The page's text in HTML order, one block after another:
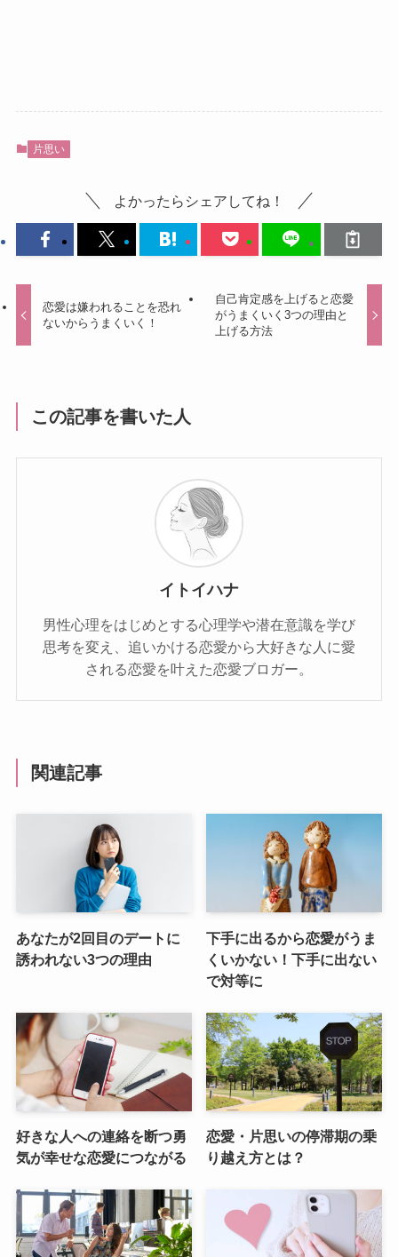
片思い
よかったらシェアしてね！
恋愛は嫌われることを恐れ
ないからうまくいく！
自己肯定感を上げると恋愛
がうまくいく3つの理由と
上げる方法
この記事を書いた人
イトイハナ
男性心理をはじめとする心理学や潜在意識を学び
思考を変え、追いかける恋愛から大好きな人に愛
される恋愛を叶えた恋愛ブロガー。
関連記事
あなたが2回目のデートに
誘われない3つの理由
下手に出るから恋愛がうま
くいかない！下手に出ない
で対等に
好きな人への連絡を断つ勇
気が幸せな恋愛につながる
恋愛・片思いの停滞期の乗
り越え方とは？